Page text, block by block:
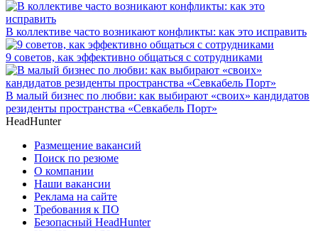
В коллективе часто возникают конфликты: как это исправить
9 советов, как эффективно общаться с сотрудниками
В малый бизнес по любви: как выбирают «своих» кандидатов
резиденты пространства «Севкабель Порт»
HeadHunter
Размещение вакансий
Поиск по резюме
О компании
Наши вакансии
Реклама на сайте
Требования к ПО
Безопасный HeadHunter